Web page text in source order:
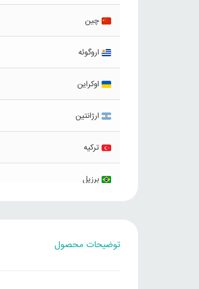
چین
اروگوئه
اوکراین
ارژانتین
ترکیه
برزیل
توضیحات محصول